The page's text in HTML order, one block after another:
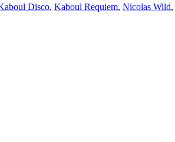
Disco, Kaboul Requiem, Nicolas Wild,